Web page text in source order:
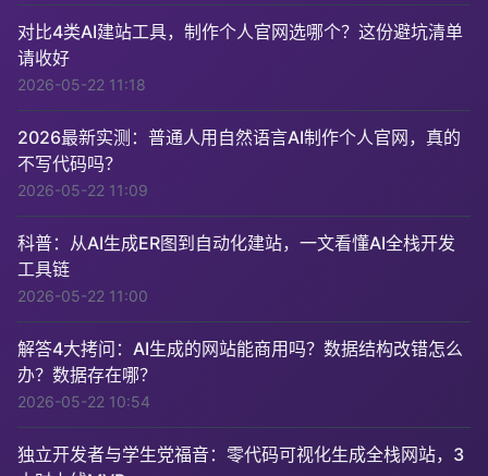
对比4类AI建站工具，制作个人官网选哪个？这份避坑清单
请收好
2026-05-22 11:18
2026最新实测：普通人用自然语言AI制作个人官网，真的
不写代码吗？
2026-05-22 11:09
科普：从AI生成ER图到自动化建站，一文看懂AI全栈开发
工具链
2026-05-22 11:00
解答4大拷问：AI生成的网站能商用吗？数据结构改错怎么
办？数据存在哪？
2026-05-22 10:54
独立开发者与学生党福音：零代码可视化生成全栈网站，3